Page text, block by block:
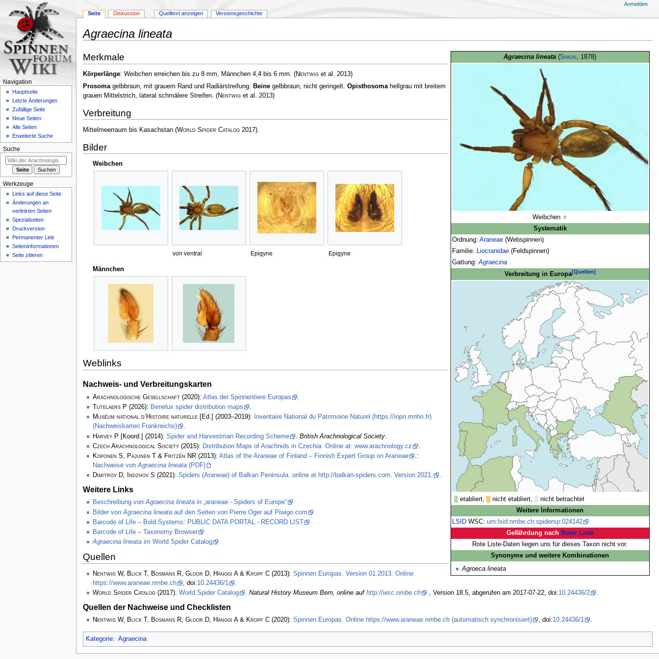
Agraecina lineata
Navigation
springen
Suche
springen
Agraecina lineata (Simon, 1878)
Weibchen ♀
Systematik
Ordnung: Araneae(Webspinnen)
Familie: Liocranidae(Feldspinnen)
Gattung:Agraecina
Verbreitung in Europa[Quellen]
etabliert, nicht etabliert,
nicht betrachtet
Weitere Informationen
LSIDWSC: urn:lsid:nmbe.ch:spidersp:024142
Gefährdung nach Roter Liste
Rote Liste-Daten liegen uns für dieses Taxon nicht vor.
Synonyme und weitere Kombinationen
Agroeca lineata
Merkmale
Körperlänge: Weibchen erreichen bis zu 8 mm, Männchen 4,4 bis 6 mm. (Nentwiget al. 2013)
Prosomagelbbraun, mit grauem Rand und Radiärstreifung. Beinegelbbraun, nicht geringelt. Opisthosomahellgrau mit breitem
grauen Mittelstrich, lateral schmälere Streifen. (Nentwiget al. 2013)
Verbreitung
Mittelmeerraum bis Kasachstan (World Spider Catalog2017).
Bilder
Weibchen
von ventral Epigyne Epigyne
Männchen
Weblinks
Nachweis- und Verbreitungskarten
Arachnologische Gesellschaft(2020): Atlas der Spinnentiere Europas
.
Tutelaers P (2026): Benelux spider distribution maps
.
Muséum national d’Histoire naturelle[Ed.] (2003–2019):
Inventaire National du Patrimoine Naturel (https://inpn.mnhn.fr)
(Nachweiskarten Frankreichs)
.
Harvey P [Koord.] (2014): Spider and Harvestman Recording Scheme British Arachnological Society.
Czech Arachnological Society(2015): Distribution Maps of Arachnids in Czechia. Online at: www.arachnology.cz
.
Koponen S, Pajunen T & Fritzén NR(2013): Atlas of the Araneae of Finland – Finnish Expert Group on Araneae
.:
Nachweise vonAgraecina lineata(PDF)
Dimitrov D, Indzhov S (2021): Spiders (Araneae) of Balkan Peninsula. online at http://balkan-spiders.com. Version 2021. .
Weitere Links
Beschreibung vonAgraecina lineatain „araneae - Spiders of Europe”
Bilder von Agraecina lineataauf den Seiten von Pierre Oger auf Piwigo.com
Barcode of Life – Bold Systems: PUBLIC DATA PORTAL - RECORD LIST
Barcode of Life – Taxonomy Browser
Agraecina lineataim World Spider Catalog
Quellen
Nentwig W, Blick T, Bosmans R, Gloor D, Hänggi A & Kropf C(2013): Spinnen Europas. Version 01.2013. Online
https://www.araneae.nmbe.ch
, doi:10.24436/1
.
World Spider Catalog(2017): World Spider Catalog . Natural History Museum Bern, online auf http://wsc.nmbe.ch , Version 18.5, abgerufen am 2017-07-22, doi:10.24436/2 .
Quellen der Nachweise und Checklisten
Nentwig W, Blick T, Bosmans R, Gloor D, Hänggi A & Kropf C(2020): Spinnen Europas. Online https://www.araneae.nmbe.ch (automatisch synchronisiert) , doi:10.24436/1 .
Kategorie: Agraecina
Seite Diskussion Quelltext anzeigen Versionsgeschichte
Anmelden
Navigation
Hauptseite
Letzte Änderungen
Zufällige Seite
Neue Seiten
Alle Seiten
Erweiterte Suche
Suche
Werkzeuge
Links auf diese Seite
Änderungen an
verlinkten Seiten
Spezialseiten
Druckversion
Permanenter Link
Seiten­­informationen
Seite zitieren